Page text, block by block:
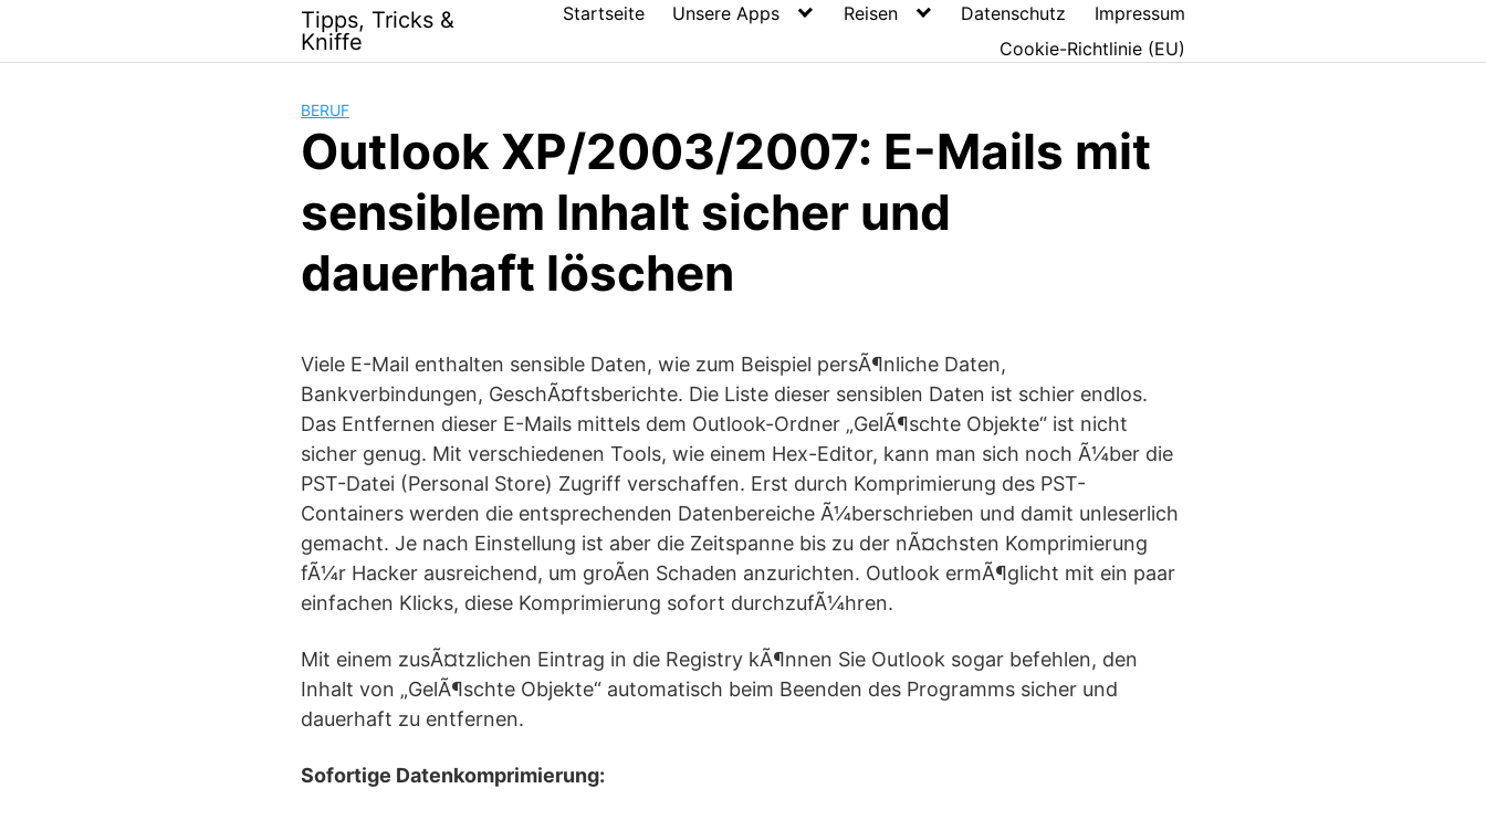
content
Tipps, Tricks &
Kniffe
Startseite Unsere Apps Reisen Datenschutz
Impressum
Cookie-Richtlinie (EU)
BERUF
Outlook XP/2003/2007: E-Mails mit
sensiblem Inhalt sicher und
dauerhaft löschen
Viele E-Mail enthalten sensible Daten, wie zum Beispiel persÃ¶nliche Daten,
Bankverbindungen, GeschÃ¤ftsberichte. Die Liste dieser sensiblen Daten ist schier endlos.
Das Entfernen dieser E-Mails mittels dem Outlook-Ordner „GelÃ¶schte Objekte“ ist nicht
sicher genug. Mit verschiedenen Tools, wie einem Hex-Editor, kann man sich noch Ã¼ber die
PST-Datei (Personal Store) Zugriff verschaffen. Erst durch Komprimierung des PST-
Containers werden die entsprechenden Datenbereiche Ã¼berschrieben und damit unleserlich
gemacht. Je nach Einstellung ist aber die Zeitspanne bis zu der nÃ¤chsten Komprimierung
fÃ¼r Hacker ausreichend, um groÃen Schaden anzurichten. Outlook ermÃ¶glicht mit ein paar
einfachen Klicks, diese Komprimierung sofort durchzufÃ¼hren.
Mit einem zusÃ¤tzlichen Eintrag in die Registry kÃ¶nnen Sie Outlook sogar befehlen, den
Inhalt von „GelÃ¶schte Objekte“ automatisch beim Beenden des Programms sicher und
dauerhaft zu entfernen.
Sofortige Datenkomprimierung: